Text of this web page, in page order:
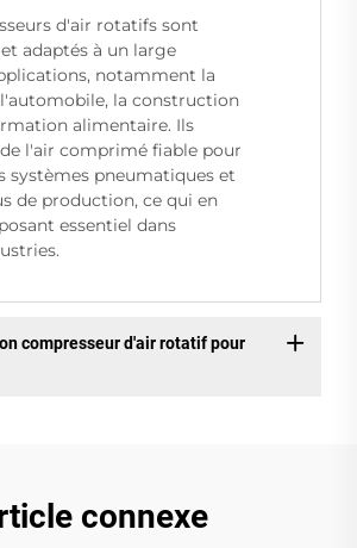
d'air rotatifs sont
adaptés à un large
notamment la
la construction
alimentaire. Ils
l'air comprimé fiable pour
systèmes pneumatiques et
de production, ce qui en
essentiel dans
compresseur d'air rotatif pour
connexe